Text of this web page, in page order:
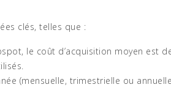
clés, telles que :
le coût d’acquisition moyen est
(mensuelle, trimestrielle ou